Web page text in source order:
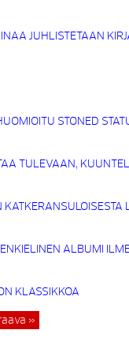
JUHLISTETAAN
STONED
TULEVAAN,
ALBUMI
KLASSIKKOA
»